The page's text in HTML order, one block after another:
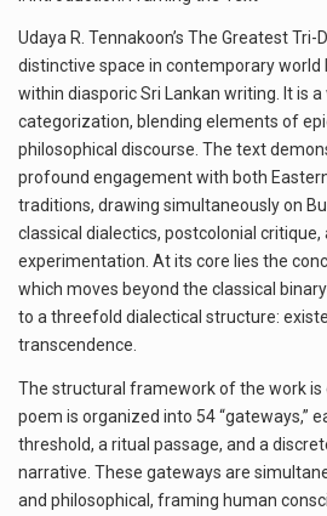
Udaya R. Tennakoon’s The Greatest Tri-
distinctive space in contemporary
within diasporic Sri Lankan writing. It is
categorization, blending elements of
philosophical discourse. The text
profound engagement with both
traditions, drawing simultaneously on
classical dialectics, postcolonial
experimentation. At its core lies the
which moves beyond the classical
to a threefold dialectical structure:
transcendence.
The structural framework of the work is
poem is organized into 54 “gateways,”
threshold, a ritual passage, and a
narrative. These gateways are
and philosophical, framing human